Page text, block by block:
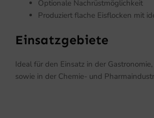
Optionale Nachrüstmöglichkeit
Produziert flache Eisflocken mit
Einsatzgebiete
Ideal für den Einsatz in der
sowie in der Chemie- und